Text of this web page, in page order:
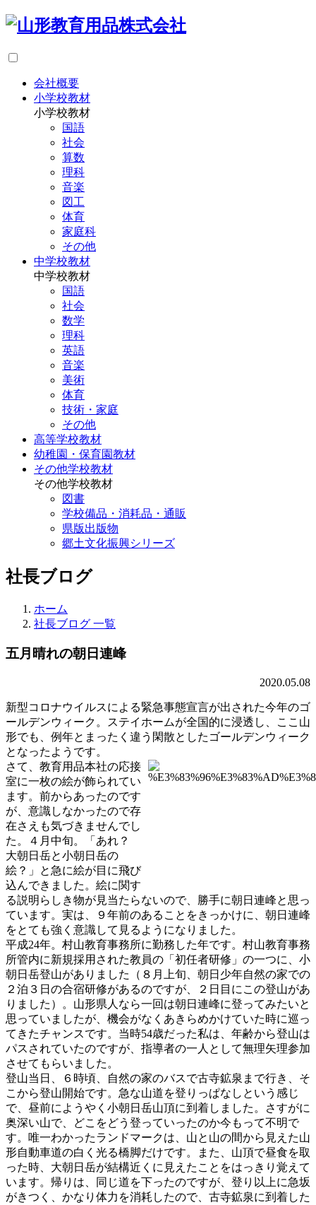
会社概要
小学校教材
小学校教材
国語
社会
算数
理科
音楽
図工
体育
家庭科
その他
中学校教材
中学校教材
国語
社会
数学
理科
英語
音楽
美術
体育
技術・家庭
その他
高等学校教材
幼稚園・保育園教材
その他学校教材
その他学校教材
図書
学校備品・消耗品・通販
県版出版物
郷土文化振興シリーズ
社長ブログ
ホーム
社長ブログ 一覧
五月晴れの朝日連峰
2020.05.08
新型コロナウイルスによる緊急事態宣言が出された今年のゴ
ールデンウィーク。ステイホームが全国的に浸透し、ここ山
形でも、例年とまったく違う閑散としたゴールデンウィーク
となったようです。
さて、教育用品本社の応接
室に一枚の絵が飾られてい
ます。前からあったのです
が、意識しなかったので存
在さえも気づきませんでし
た。４月中旬。「あれ？
大朝日岳と小朝日岳の
絵？」と急に絵が目に飛び
込んできました。絵に関す
る説明らしき物が見当たらないので、勝手に朝日連峰と思っ
ています。実は、９年前のあることをきっかけに、朝日連峰
をとても強く意識して見るようになりました。
平成24年。村山教育事務所に勤務した年です。村山教育事務
所管内に新規採用された教員の「初任者研修」の一つに、小
朝日岳登山がありました（８月上旬、朝日少年自然の家での
２泊３日の合宿研修があるのですが、２日目にこの登山があ
りました）。山形県人なら一回は朝日連峰に登ってみたいと
思っていましたが、機会がなくあきらめかけていた時に巡っ
てきたチャンスです。当時54歳だった私は、年齢から登山は
パスされていたのですが、指導者の一人として無理矢理参加
させてもらいました。
登山当日、６時頃、自然の家のバスで古寺鉱泉まで行き、そ
こから登山開始です。急な山道を登りっぱなしという感じ
で、昼前にようやく小朝日岳山頂に到着しました。さすがに
奥深い山で、どこをどう登っていったのか今もって不明で
す。唯一わかったランドマークは、山と山の間から見えた山
形自動車道の白く光る橋脚だけです。また、山頂で昼食を取
った時、大朝日岳が結構近くに見えたことをはっきり覚えて
います。帰りは、同じ道を下ったのですが、登り以上に急坂
がきつく、かなり体力を消耗したので、古寺鉱泉に到着した